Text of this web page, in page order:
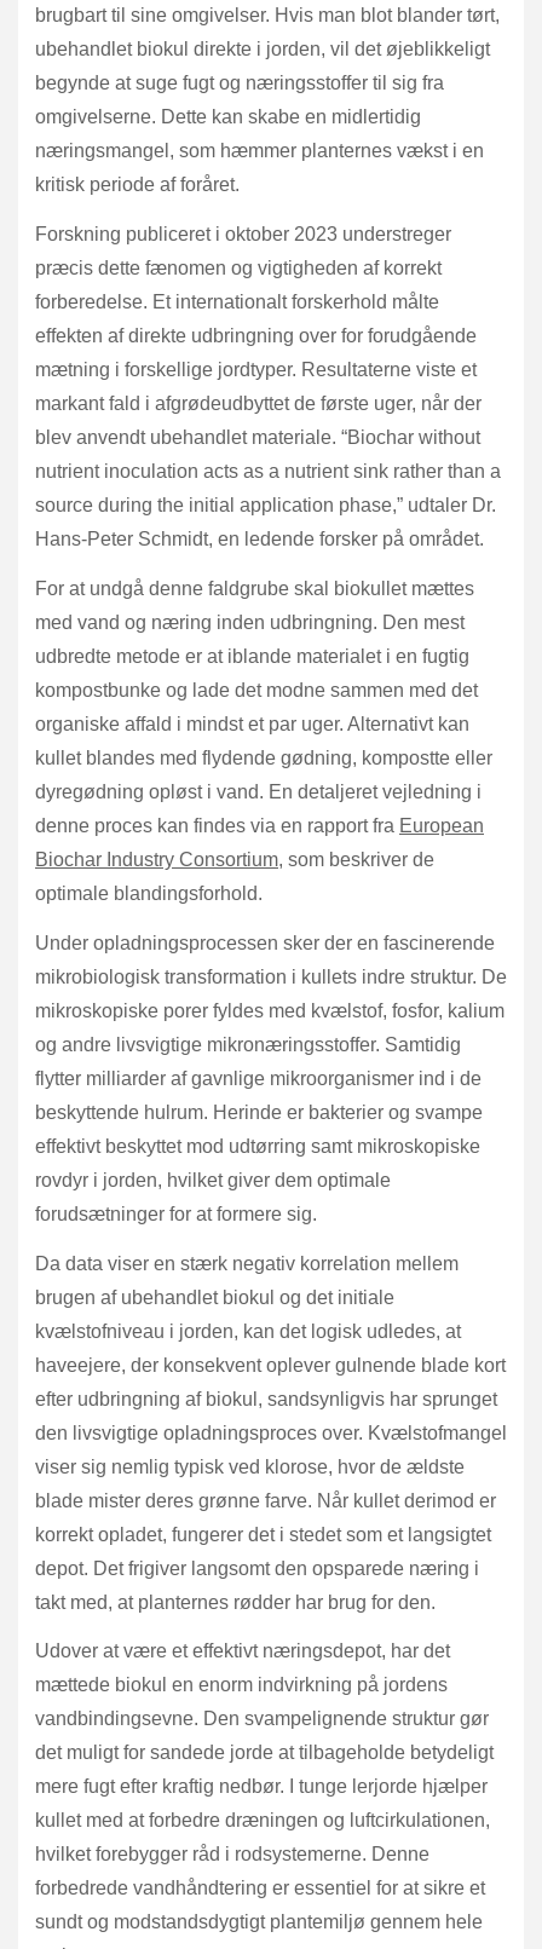
brugbart til sine omgivelser. Hvis man blot blander tørt,
ubehandlet biokul direkte i jorden, vil det øjeblikkeligt
begynde at suge fugt og næringsstoffer til sig fra
omgivelserne. Dette kan skabe en midlertidig
næringsmangel, som hæmmer planternes vækst i en
kritisk periode af foråret.
Forskning publiceret i oktober 2023 understreger
præcis dette fænomen og vigtigheden af korrekt
forberedelse. Et internationalt forskerhold målte
effekten af direkte udbringning over for forudgående
mætning i forskellige jordtyper. Resultaterne viste et
markant fald i afgrødeudbyttet de første uger, når der
blev anvendt ubehandlet materiale. “Biochar without
nutrient inoculation acts as a nutrient sink rather than a
source during the initial application phase,” udtaler Dr.
Hans-Peter Schmidt, en ledende forsker på området.
For at undgå denne faldgrube skal biokullet mættes
med vand og næring inden udbringning. Den mest
udbredte metode er at iblande materialet i en fugtig
kompostbunke og lade det modne sammen med det
organiske affald i mindst et par uger. Alternativt kan
kullet blandes med flydende gødning, kompostte eller
dyregødning opløst i vand. En detaljeret vejledning i
denne proces kan findes via en rapport fra European
Biochar Industry Consortium, som beskriver de
optimale blandingsforhold.
Under opladningsprocessen sker der en fascinerende
mikrobiologisk transformation i kullets indre struktur. De
mikroskopiske porer fyldes med kvælstof, fosfor, kalium
og andre livsvigtige mikronæringsstoffer. Samtidig
flytter milliarder af gavnlige mikroorganismer ind i de
beskyttende hulrum. Herinde er bakterier og svampe
effektivt beskyttet mod udtørring samt mikroskopiske
rovdyr i jorden, hvilket giver dem optimale
forudsætninger for at formere sig.
Da data viser en stærk negativ korrelation mellem
brugen af ubehandlet biokul og det initiale
kvælstofniveau i jorden, kan det logisk udledes, at
haveejere, der konsekvent oplever gulnende blade kort
efter udbringning af biokul, sandsynligvis har sprunget
den livsvigtige opladningsproces over. Kvælstofmangel
viser sig nemlig typisk ved klorose, hvor de ældste
blade mister deres grønne farve. Når kullet derimod er
korrekt opladet, fungerer det i stedet som et langsigtet
depot. Det frigiver langsomt den opsparede næring i
takt med, at planternes rødder har brug for den.
Udover at være et effektivt næringsdepot, har det
mættede biokul en enorm indvirkning på jordens
vandbindingsevne. Den svampelignende struktur gør
det muligt for sandede jorde at tilbageholde betydeligt
mere fugt efter kraftig nedbør. I tunge lerjorde hjælper
kullet med at forbedre dræningen og luftcirkulationen,
hvilket forebygger råd i rodsystemerne. Denne
forbedrede vandhåndtering er essentiel for at sikre et
sundt og modstandsdygtigt plantemiljø gennem hele